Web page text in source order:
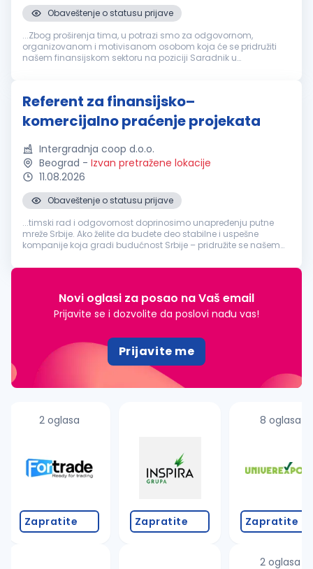
Obaveštenje o statusu prijave
...Zbog proširenja tima, u potrazi smo za odgovornom,
organizovanom i motivisanom osobom koja će se pridružiti
našem finansijskom sektoru na poziciji Saradnik u
Referent za finansijsko–
komercijalno praćenje projekata
Intergradnja coop d.o.o.
Beograd - Izvan pretražene lokacije
11.08.2026
Obaveštenje o statusu prijave
...timski rad i odgovornost doprinosimo unapređenju putne
mreže Srbije. Ako želite da budete deo stabilne i uspešne
kompanije koja gradi budućnost Srbije – pridružite se našem
tražimo:Referent...
Novi oglasi za posao na Vaš email
Prijavite se i dozvolite da poslovi nađu vas!
Prijavite me
2 oglasa
Zapratite Zapratite
8 oglasa
Zapratite
2 oglasa